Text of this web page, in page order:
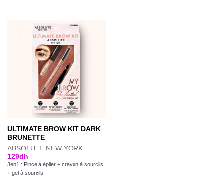
ULTIMATE BROW KIT DARK
BRUNETTE
ABSOLUTE NEW YORK
129dh
3en1 : Pince à épiler + crayon à sourcils
+ gel à sourcils